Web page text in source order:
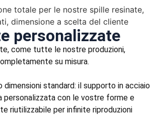
personalizzate
come tutte le nostre produzioni,
su misura.
dimensioni standard: il supporto in acciaio
personalizzata con le vostre forme e
riutilizzabile per infinite riproduzioni